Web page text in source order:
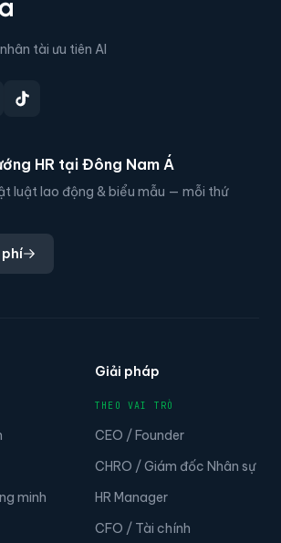
tài ưu tiên AI
HR tại Đông Nam Á
luật lao động & biểu mẫu — mỗi thứ
phí
minh
Giải pháp
THEO VAI TRÒ
CEO / Founder
CHRO / Giám đốc Nhân sự
HR Manager
CFO / Tài chính